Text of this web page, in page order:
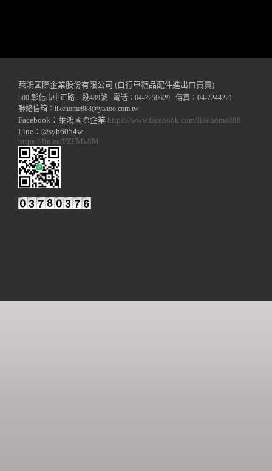
萊鴻國際企業股份有限公司 (自行車精品配件進出口買賣)
500 彰化市中正路二段489號 電話：04-7250629 傳真：04-7244221
聯絡信箱： likehome888@yahoo.com.tw
Facebook：萊鴻國際企業 https://www.facebook.com/likehome888
Line：@syh6054w
https://lin.ee/PZFMk8M